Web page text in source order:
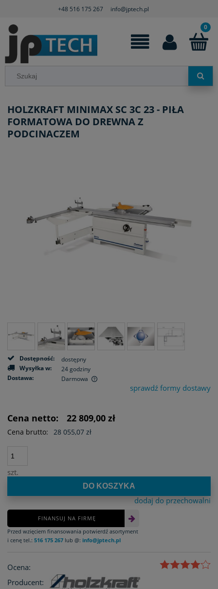
+48 516 175 267 info@jptech.pl
HOLZKRAFT MINIMAX SC 3C 23 - PIŁA
FORMATOWA DO DREWNA Z
PODCINACZEM
Dostępność:
dostępny
Wysyłka w:
24 godziny
Dostawa:
Darmowa
Cena nie zawiera ewentualnych kosztów płatnościsprawdź formy dostawy
Cena netto: 22 809,00 zł
Cena brutto: 28 055,07 zł
szt.
DO KOSZYKA
dodaj do przechowalni
FINANSUJ NA FIRMĘ
Przed wzięciem finansowania potwierdź asortyment
i cenę tel.: 516 175 267 lub @: info@jptech.pl
Ocena:
Producent: